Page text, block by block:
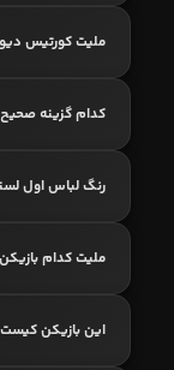
ملیت کورتیس
کدام گزینه
رنگ لباس اول
ملیت کدام
این بازیکن